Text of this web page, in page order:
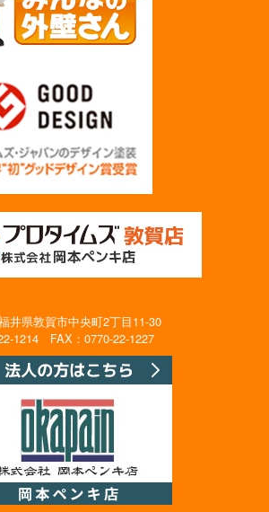
井県敦賀市中央町2丁目11-30
1214 FAX：0770-22-1227